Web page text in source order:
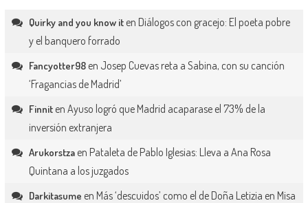
Quirky and you know iten Diálogos con gracejo: El poeta pobre
y el banquero forrado
Fancyotter98en Josep Cuevas reta a Sabina, con su canción
‘Fragancias de Madrid’
Finniten Ayuso logró que Madrid acaparase el 73% de la
inversión extranjera
Arukorstzaen Pataleta de Pablo Iglesias: Lleva a Ana Rosa
Quintana a los juzgados
Darkitasume en Más ‘descuidos’ como el de Doña Letizia en Misa